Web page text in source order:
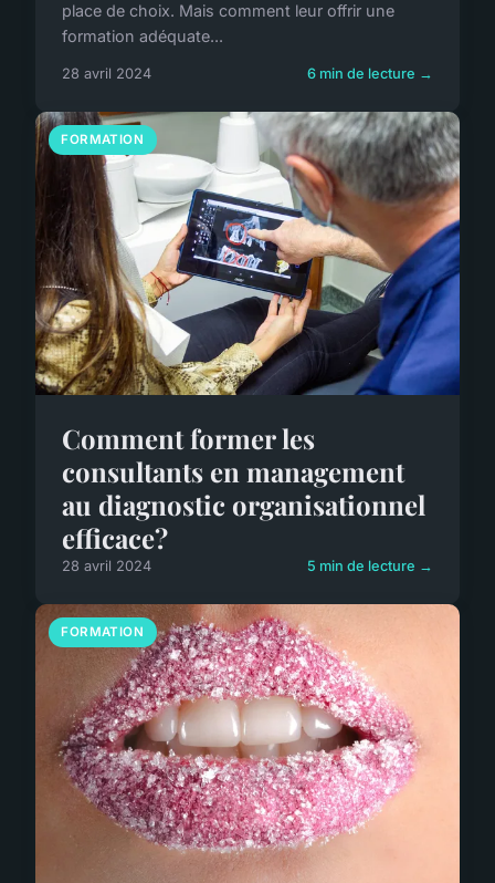
place de choix. Mais comment leur offrir une
formation adéquate...
28 avril 2024 6 min de lecture →
FORMATION
Comment former les
consultants en management
au diagnostic organisationnel
efficace?
28 avril 2024 5 min de lecture →
FORMATION